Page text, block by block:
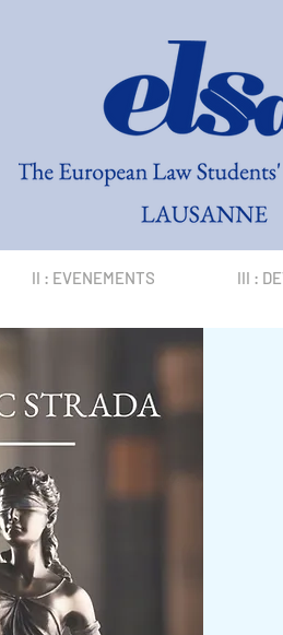
II : EVENEMENTS III :